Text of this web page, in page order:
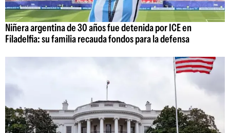
Niñera argentina de 30 años fue detenida por ICE en
Filadelfia: su familia recauda fondos para la defensa